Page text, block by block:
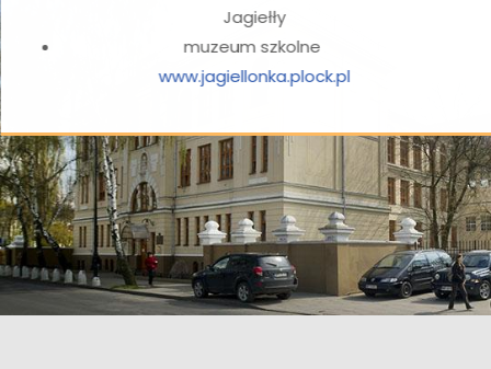
Jagiełły
muzeum szkolne
www.jagiellonka.plock.pl